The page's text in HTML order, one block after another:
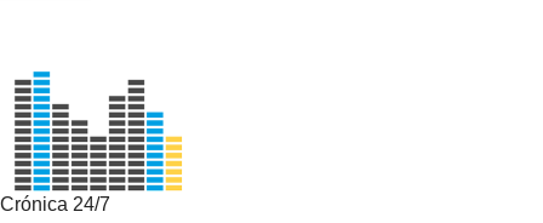
Crónica 24/7